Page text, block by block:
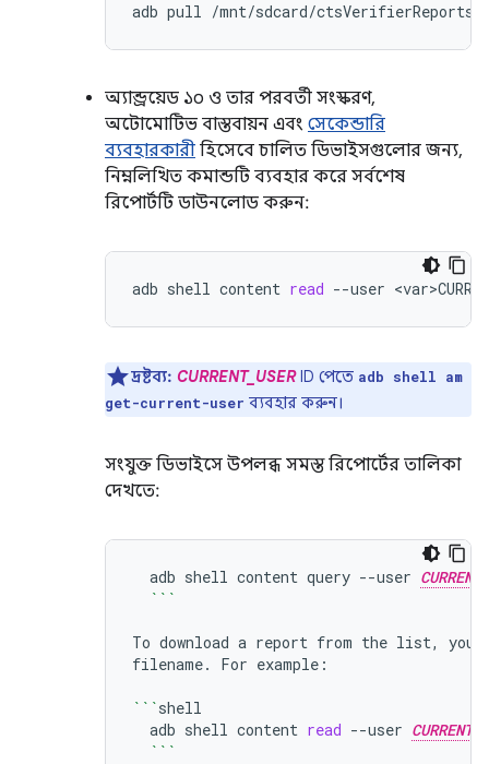
adb pull
অ্যান্ড্রয়েড ১০ ও তার পরবর্তী সংস্করণ,
অটোমোটিভ বাস্তবায়ন এবং সেকেন্ডারি
ব্যবহারকারী হিসেবে চালিত ডিভাইসগুলোর জন্য,
নিম্নলিখিত কমান্ডটি ব্যবহার করে সর্বশেষ
রিপোর্টটি ডাউনলোড করুন:
adb shell content read --user
দ্রষ্টব্য: CURRENT_USERID পেতে adb shell am
get-current-user ব্যবহার করুন।
সংযুক্ত ডিভাইসে উপলব্ধ সমস্ত রিপোর্টের তালিকা
দেখতে:
adb shell content query --user
```
To download a report from the list, you
filename.
For example:
```
adb shell content read --user
```